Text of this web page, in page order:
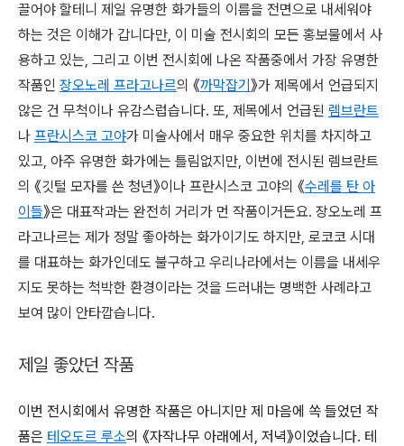
끌어야 할테니 제일 유명한 화가들의 이름을 전면으로 내세워야
하는 것은 이해가 갑니다만, 이 미술 전시회의 모든 홍보물에서 사
용하고 있는, 그리고 이번 전시회에 나온 작품중에서 가장 유명한
작품인 장오노레 프라고나르의 《까막잡기》가 제목에서 언급되지
않은 건 무척이나 유감스럽습니다. 또, 제목에서 언급된 렘브란트
나 프란시스코 고야가 미술사에서 매우 중요한 위치를 차지하고
있고, 아주 유명한 화가에는 틀림없지만, 이번에 전시된 렘브란트
의 《깃털 모자를 쓴 청년》이나 프란시스코 고야의 《수레를 탄 아
이들》은 대표작과는 완전히 거리가 먼 작품이거든요. 장오노레 프
라고나르는 제가 정말 좋아하는 화가이기도 하지만, 로코코 시대
를 대표하는 화가인데도 불구하고 우리나라에서는 이름을 내세우
지도 못하는 척박한 환경이라는 것을 드러내는 명백한 사례라고
보여 많이 안타깝습니다.
제일 좋았던 작품
이번 전시회에서 유명한 작품은 아니지만 제 마음에 쏙 들었던 작
품은 테오도르 루소의 《자작나무 아래에서, 저녁》이었습니다. 테